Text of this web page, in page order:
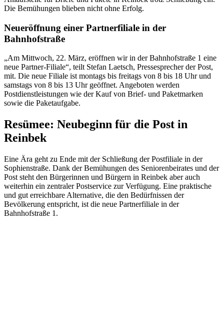
Die Bemühungen blieben nicht ohne Erfolg.
Neueröffnung einer Partnerfiliale in der
Bahnhofstraße
„Am Mittwoch, 22. März, eröffnen wir in der Bahnhofstraße 1 eine
neue Partner-Filiale“, teilt Stefan Laetsch, Pressesprecher der Post,
mit. Die neue Filiale ist montags bis freitags von 8 bis 18 Uhr und
samstags von 8 bis 13 Uhr geöffnet. Angeboten werden
Postdienstleistungen wie der Kauf von Brief- und Paketmarken
sowie die Paketaufgabe.
Resümee: Neubeginn für die Post in
Reinbek
Eine Ära geht zu Ende mit der Schließung der Postfiliale in der
Sophienstraße. Dank der Bemühungen des Seniorenbeirates und der
Post steht den Bürgerinnen und Bürgern in Reinbek aber auch
weiterhin ein zentraler Postservice zur Verfügung. Eine praktische
und gut erreichbare Alternative, die den Bedürfnissen der
Bevölkerung entspricht, ist die neue Partnerfiliale in der
Bahnhofstraße 1.